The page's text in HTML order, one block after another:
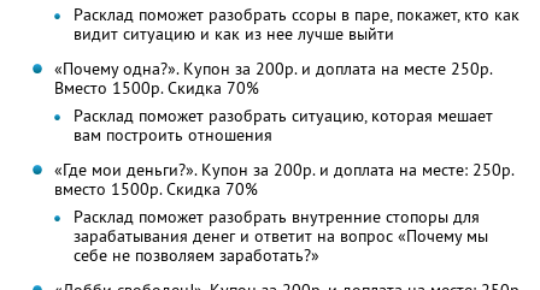
Расклад поможет разобрать ссоры в паре, покажет, кто как
видит ситуацию и как из нее лучше выйти
«Почему одна?». Купон за 200р. и доплата на месте 250р.
Вместо 1500р. Скидка 70%
Расклад поможет разобрать ситуацию, которая мешает
вам построить отношения
«Где мои деньги?». Купон за 200р. и доплата на месте: 250р.
вместо 1500р. Скидка 70%
Расклад поможет разобрать внутренние стопоры для
зарабатывания денег и ответит на вопрос «Почему мы
себе не позволяем заработать?»